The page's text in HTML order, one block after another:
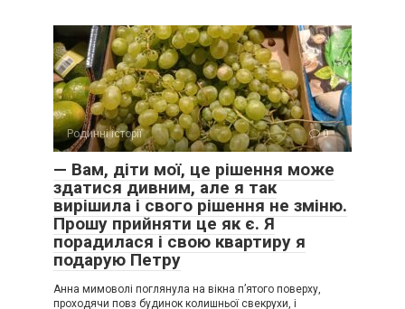
Родинні історії 0
— Вам, діти мої, це рішення може
здатися дивним, але я так
вирішила і свого рішення не зміню.
Прошу прийняти це як є. Я
порадилася і свою квартиру я
подарую Петру
Анна мимоволі поглянула на вікна п’ятого поверху,
проходячи повз будинок колишньої свекрухи, і